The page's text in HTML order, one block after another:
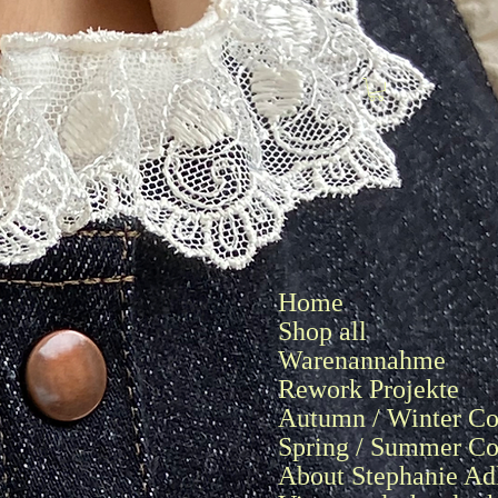
Log In
Home
Shop all
Warenannahme
Rework Projekte
Autumn / Winter
Spring / Summer
About Stephanie